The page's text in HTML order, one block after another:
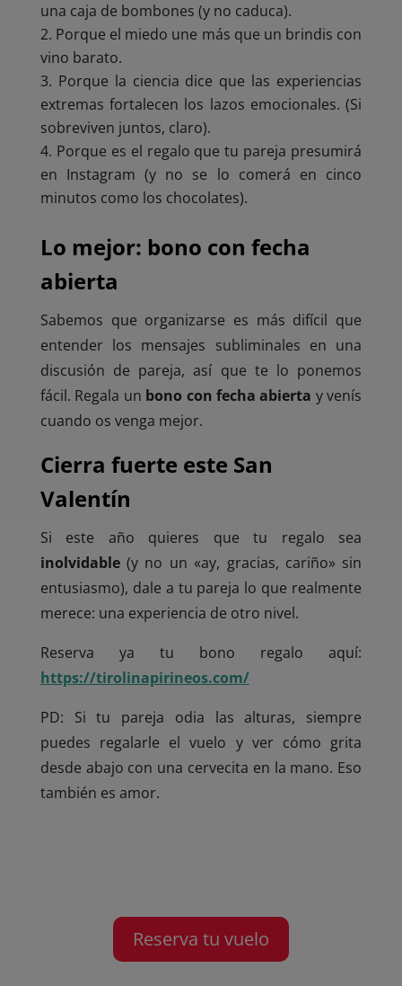
una caja de bombones (y no caduca).
Porque el miedo une más que un brindis con
vino barato.
Porque la ciencia dice que las experiencias
extremas fortalecen los lazos emocionales. (Si
sobreviven juntos, claro).
Porque es el regalo que tu pareja presumirá
en Instagram (y no se lo comerá en cinco
minutos como los chocolates).
Lo mejor: bono con fecha
abierta
Sabemos que organizarse es más difícil que
entender los mensajes subliminales en una
discusión de pareja, así que te lo ponemos
fácil. Regala un bono con fecha abierta y venís
cuando os venga mejor.
Cierra fuerte este San
Valentín
Si este año quieres que tu regalo sea
inolvidable(y no un «ay, gracias, cariño» sin
entusiasmo), dale a tu pareja lo que realmente
merece: una experiencia de otro nivel.
Reserva ya tu bono regalo aquí:
https://tirolinapirineos.com/
PD: Si tu pareja odia las alturas, siempre
puedes regalarle el vuelo y ver cómo grita
desde abajo con una cervecita en la mano. Eso
también es amor.
Reserva tu vuelo